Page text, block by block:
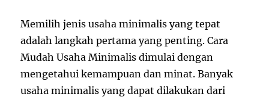
Memilih jenis usaha minimalis yang tepat
adalah langkah pertama yang penting. Cara
Mudah Usaha Minimalis dimulai dengan
mengetahui kemampuan dan minat. Banyak
usaha minimalis yang dapat dilakukan dari